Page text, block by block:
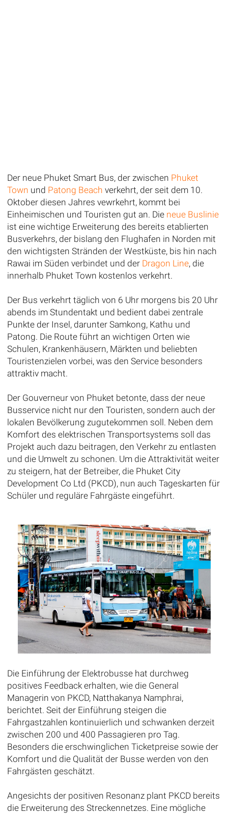
Der neue Phuket Smart Bus, der zwischen Phuket
Town und Patong Beach verkehrt, der seit dem 10.
Oktober diesen Jahres vewrkehrt, kommt bei
Einheimischen und Touristen gut an. Die neue Buslinie
ist eine wichtige Erweiterung des bereits etablierten
Busverkehrs, der bislang den Flughafen in Norden mit
den wichtigsten Stränden der Westküste, bis hin nach
Rawai im Süden verbindet und der Dragon Line, die
innerhalb Phuket Town kostenlos verkehrt.
Der Bus verkehrt täglich von 6 Uhr morgens bis 20 Uhr
abends im Stundentakt und bedient dabei zentrale
Punkte der Insel, darunter Samkong, Kathu und
Patong. Die Route führt an wichtigen Orten wie
Schulen, Krankenhäusern, Märkten und beliebten
Touristenzielen vorbei, was den Service besonders
attraktiv macht.
Der Gouverneur von Phuket betonte, dass der neue
Busservice nicht nur den Touristen, sondern auch der
lokalen Bevölkerung zugutekommen soll. Neben dem
Komfort des elektrischen Transportsystems soll das
Projekt auch dazu beitragen, den Verkehr zu entlasten
und die Umwelt zu schonen. Um die Attraktivität weiter
zu steigern, hat der Betreiber, die Phuket City
Development Co Ltd (PKCD), nun auch Tageskarten für
Schüler und reguläre Fahrgäste eingeführt.
Die Einführung der Elektrobusse hat durchweg
positives Feedback erhalten, wie die General
Managerin von PKCD, Natthakanya Namphrai,
berichtet. Seit der Einführung steigen die
Fahrgastzahlen kontinuierlich und schwanken derzeit
zwischen 200 und 400 Passagieren pro Tag.
Besonders die erschwinglichen Ticketpreise sowie der
Komfort und die Qualität der Busse werden von den
Fahrgästen geschätzt.
Angesichts der positiven Resonanz plant PKCD bereits
die Erweiterung des Streckennetzes. Eine mögliche